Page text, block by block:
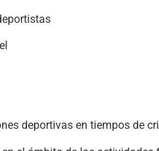
deportivas en tiempos de